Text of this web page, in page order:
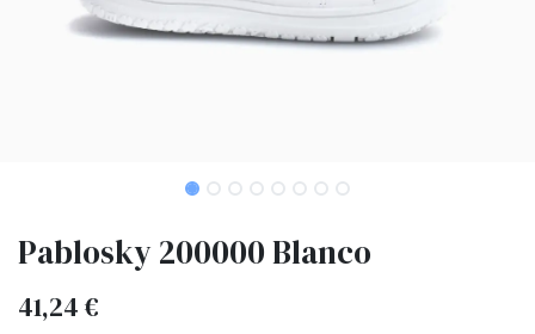
Pablosky 200000 Blanco
41,24 €